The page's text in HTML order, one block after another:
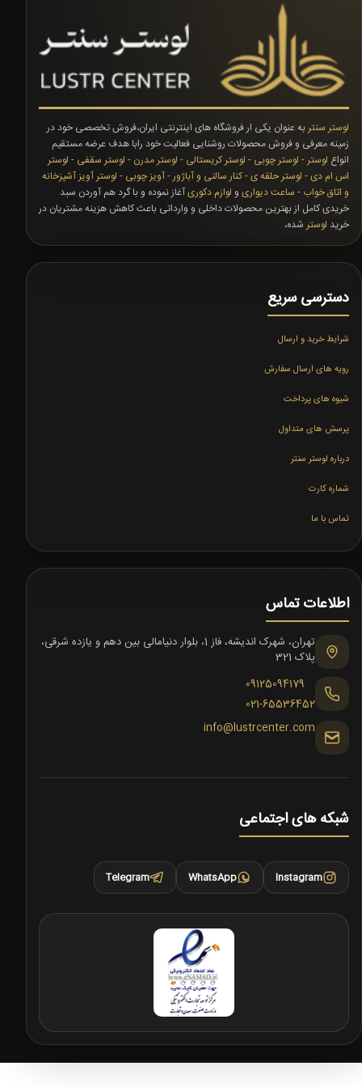
لوستر سنتر به عنوان یکی ار فروشگاه های اینترنتی ایران،فروش تخصصی خود در
زمینه معرفی و فروش محصولات روشنایی فعالیت خود رابا هدف عرضه مستقیم
انواع لوستر - لوستر چوبی - لوستر کریستالی - لوستر مدرن - لوستر سقفی - لوستر
اس ام دی- لوستر حلقه ی-کنار سالنی و آباژور-آویز چوبی - لوستر آویز آشپزخانه
و اتاق خواب - ساعت دیواری و لوازم دکوریآغاز نموده و با گرد هم آوردن سبد
خریدی کامل از بهترین محصولات داخلی و وارداتی باعث کاهش هزینه مشتریان در
خرید لوستر شده،
دسترسی سریع
شرایط خرید و ارسال
رویه های ارسال سفارش
شیوه های پرداخت
پرسش های متداول
درباره لوستر سنتر
شماره کارت
تماس با ما
اطلاعات تماس
تهران، شهرک اندیشه، فاز 1، بلوار دنیامالی بین دهم و یازده شرقی،
پلاک 321
09125094179
021-65536452
info@lustrcenter.com
شبکه های اجتماعی
Instagram
WhatsApp
Telegram